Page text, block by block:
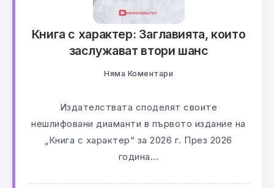
Книга с характер: Заглавията, които
заслужават втори шанс
Няма Коментари
Издателствата споделят своите
нешлифовани диаманти в първото издание на
„Книга с характер“ за 2026 г. През 2026
година...